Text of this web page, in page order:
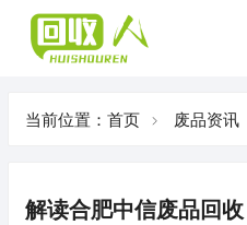
当前位置： 首页 废品资讯
解读合肥中信废品回